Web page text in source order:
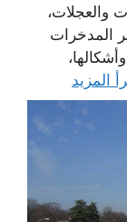
والعجلات،
المدخرات
المزيد